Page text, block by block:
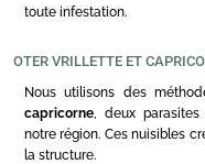
toute infestation.
OTER VRILLETTE ET
Nous utilisons des
capricorne , deux
notre région. Ces nuisibles
la structure.